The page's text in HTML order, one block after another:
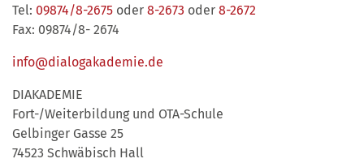
Tel: 09874/8-2675 oder 8-2673 oder 8-2672
Fax: 09874/8- 2674
info@dialogakademie.de
DIAKADEMIE
Fort-/Weiterbildung und OTA-Schule
Gelbinger Gasse 25
74523 Schwäbisch Hall